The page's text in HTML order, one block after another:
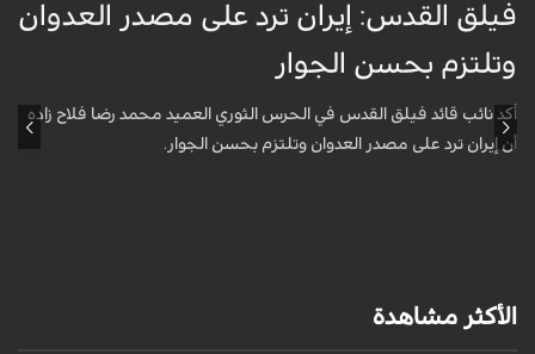
فيلق القدس: إيران ترد على مصدر العدوان
وتلتزم بحسن الجوار
أكد نائب قائد فيلق القدس في الحرس الثوري العميد محمد رضا فلاح زاده
أن إيران ترد على مصدر العدوان وتلتزم بحسن الجوار.
الأكثر مشاهدة